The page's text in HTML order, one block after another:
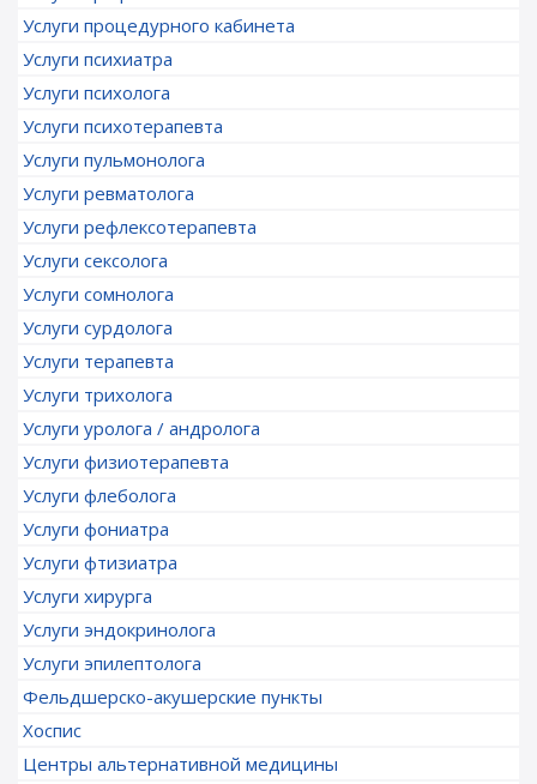
Услуги процедурного кабинета
Услуги психиатра
Услуги психолога
Услуги психотерапевта
Услуги пульмонолога
Услуги ревматолога
Услуги рефлексотерапевта
Услуги сексолога
Услуги сомнолога
Услуги сурдолога
Услуги терапевта
Услуги трихолога
Услуги уролога / андролога
Услуги физиотерапевта
Услуги флеболога
Услуги фониатра
Услуги фтизиатра
Услуги хирурга
Услуги эндокринолога
Услуги эпилептолога
Фельдшерско-акушерские пункты
Хоспис
Центры альтернативной медицины